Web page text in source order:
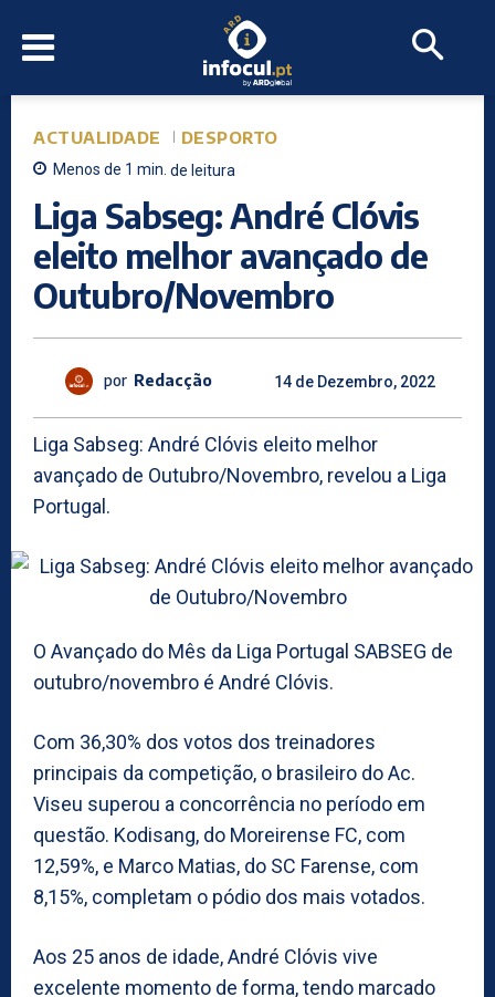
ACTUALIDADE DESPORTO
Menos de 1 min. de leitura
Liga Sabseg: André Clóvis
eleito melhor avançado de
Outubro/Novembro
por Redacção 14 de Dezembro, 2022
Liga Sabseg: André Clóvis eleito melhor
avançado de Outubro/Novembro, revelou a Liga
Portugal.
O Avançado do Mês da Liga Portugal SABSEG de
outubro/novembro é André Clóvis.
Com 36,30% dos votos dos treinadores
principais da competição, o brasileiro do Ac.
Viseu superou a concorrência no período em
questão. Kodisang, do Moreirense FC, com
12,59%, e Marco Matias, do SC Farense, com
8,15%, completam o pódio dos mais votados.
Aos 25 anos de idade, André Clóvis vive
excelente momento de forma, tendo marcado